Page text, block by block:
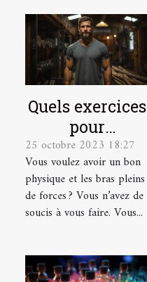
Quels exercices
pour
développer ses
muscles ?
25 octobre 2023 18:27
Vous voulez avoir un bon
physique et les bras pleins
de forces ? Vous n’avez de
soucis à vous faire. Vous...